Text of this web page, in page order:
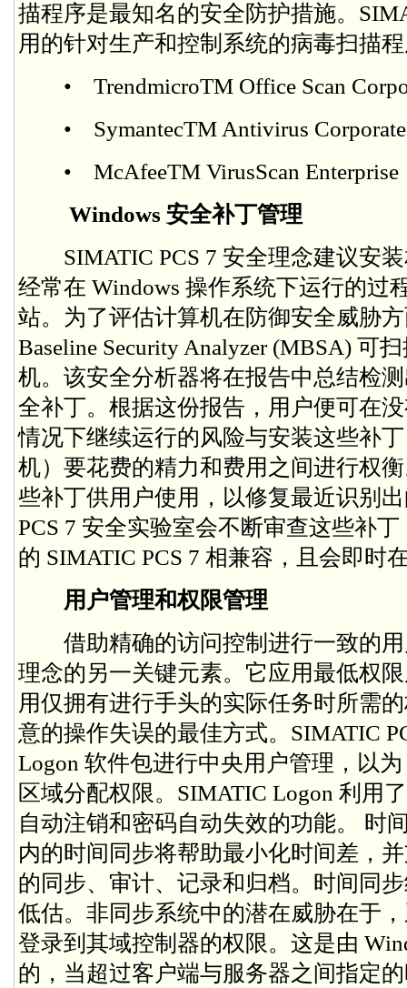
描程序是最知名的安全防护措施。
用的针对生产和控制系统的病毒扫描
• TrendmicroTM Office Scan
• SymantecTM Antivirus Corporate
• McAfeeTM VirusScan Enterprise
Windows 安全补丁管理
SIMATIC PCS 7 安全理念建议安装
经常在 Windows 操作系统下运行的过
站。为了评估计算机在防御安全威胁
Baseline Security Analyzer (MBSA) 可
机。该安全分析器将在报告中总结检
全补丁。根据这份报告，用户便可在
情况下继续运行的风险与安装这些补
机）要花费的精力和费用之间进行权
些补丁供用户使用，以修复最近识别
PCS 7 安全实验室会不断审查这些补
的 SIMATIC PCS 7 相兼容，且会即时
用户管理和权限管理
借助精确的访问控制进行一致的用
理念的另一关键元素。它应用最低权
用仅拥有进行手头的实际任务时所需
意的操作失误的最佳方式。SIMATIC
Logon 软件包进行中央用户管理，以
区域分配权限。SIMATIC Logon 利用
自动注销和密码自动失效的功能。 时
内的时间同步将帮助最小化时间差，
的同步、审计、记录和归档。时间同
低估。非同步系统中的潜在威胁在于
登录到其域控制器的权限。这是由
的，当超过客户端与服务器之间指定